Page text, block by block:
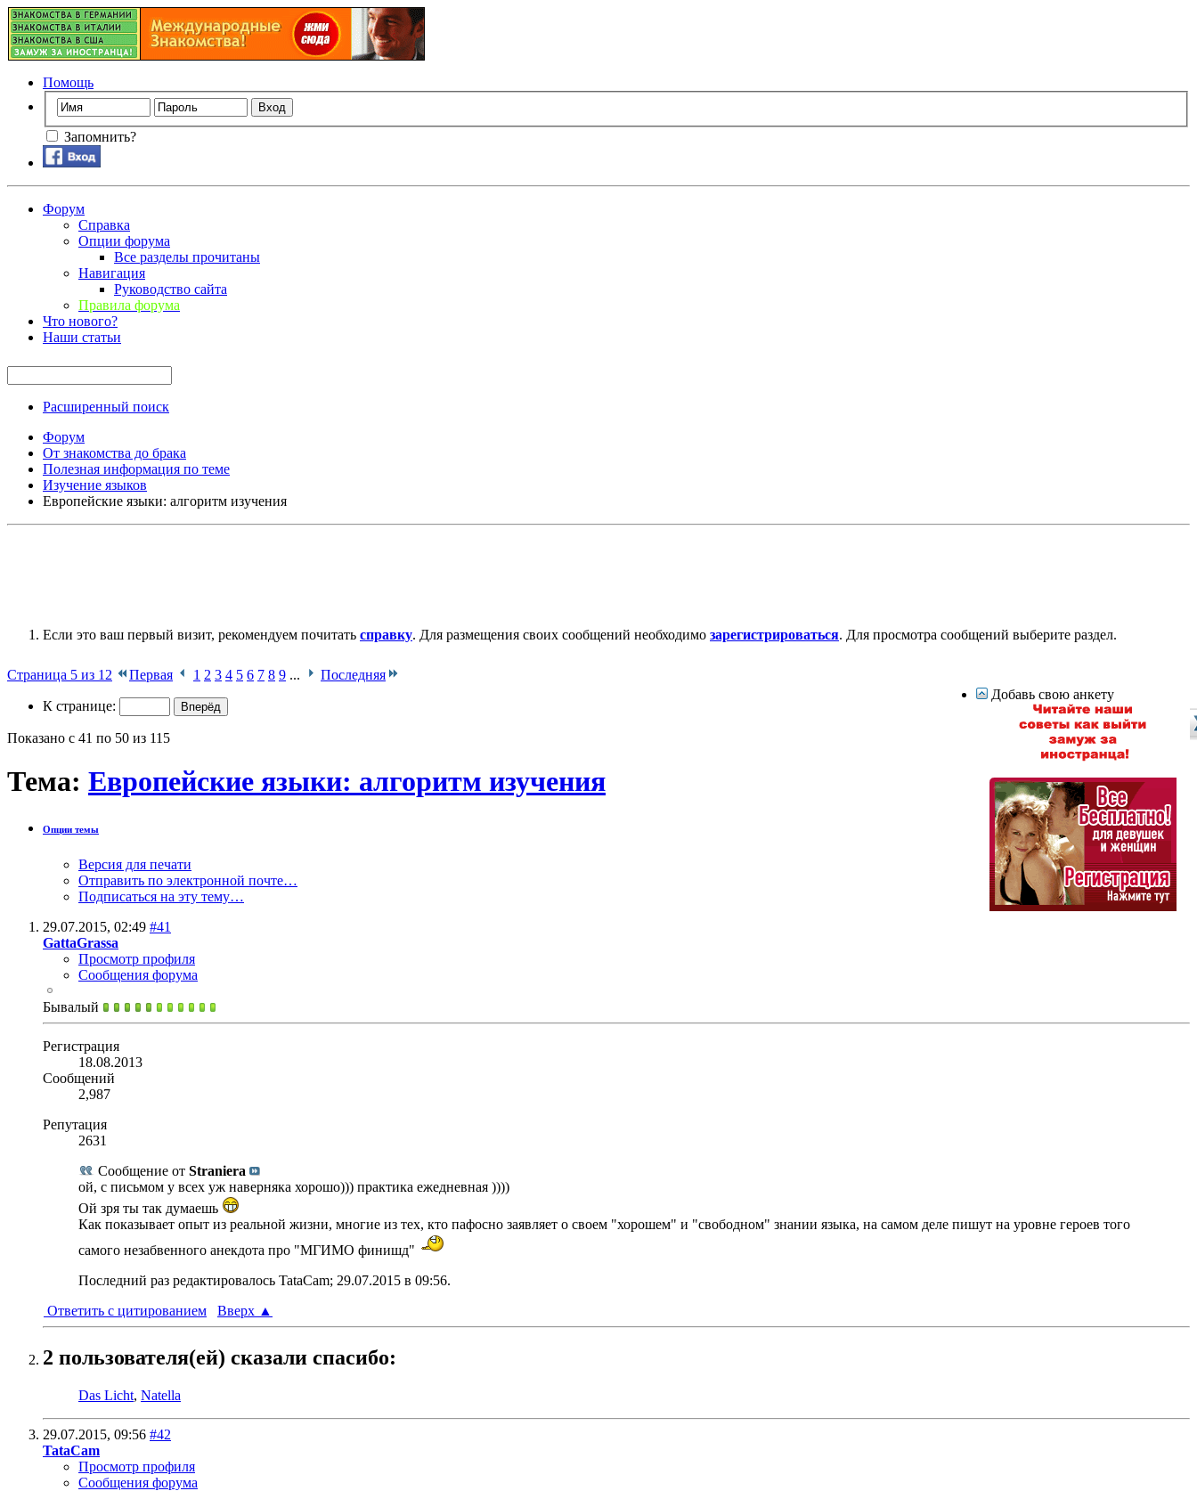
Помощь
Запомнить?
Форум
Справка
Опции форума
Все разделы прочитаны
Навигация
Руководство сайта
Правила форума
Что нового?
Наши статьи
Расширенный поиск
Форум
От знакомства до брака
Полезная информация по теме
Изучение языков
Европейские языки: алгоритм изучения
Если это ваш первый визит, рекомендуем почитать справку. Для размещения своих сообщений необходимо зарегистрироваться. Для просмотра сообщений выберите раздел.
Страница 5 из 12 Первая 1 2 3 4 5 6 7 8 9 ... Последняя
К странице:
Показано с 41 по 50 из 115
Тема: Европейские языки: алгоритм изучения
Опции темы
Версия для печати
Отправить по электронной почте…
Подписаться на эту тему…
29.07.2015, 02:49 #41
GattaGrassa
Просмотр профиля
Сообщения форума
Бывалый
Регистрация
18.08.2013
Сообщений
2,987
Репутация
2631
Сообщение от Straniera
ой, с письмом у всех уж наверняка хорошо))) практика ежедневная ))))
Ой зря ты так думаешь
Как показывает опыт из реальной жизни, многие из тех, кто пафосно заявляет о своем "хорошем" и "свободном" знании языка, на самом деле пишут на уровне героев того
самого незабвенного анекдота про "МГИМО финишд"
Последний раз редактировалось TataCam; 29.07.2015 в 09:56.
Ответить с цитированием
Вверх ▲
2 пользователя(ей) сказали cпасибо:
Das Licht, Natella
29.07.2015, 09:56 #42
TataCam
Просмотр профиля
Сообщения форума
Добавь свою анкету